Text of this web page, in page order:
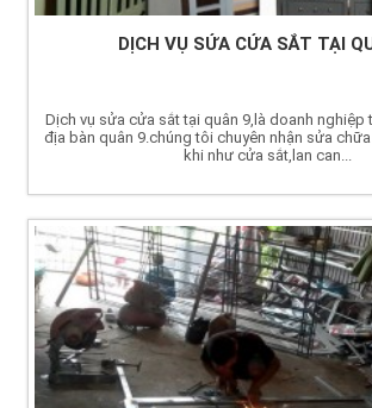
DỊCH VỤ SỬA CỬA SẮT TẠI
Dịch vụ sửa cửa sắt tại quân 9,là doanh nghiệp
địa bàn quân 9.chúng tôi chuyên nhận sửa
khi như cửa sắt,lan can...